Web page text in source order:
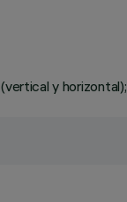
y horizontal);